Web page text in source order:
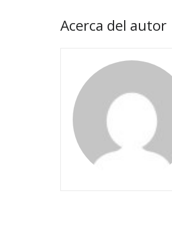
Acerca del autor